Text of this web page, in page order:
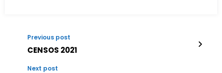
Previous post
CENSOS 2021
Next post